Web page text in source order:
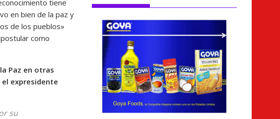
tiene
en bien de la paz y
de los pueblos»
como
Paz en otras
expresidente
su